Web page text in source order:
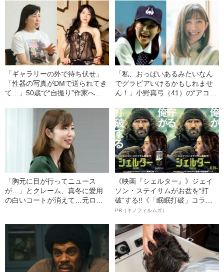
ーの“執念”
「ギャラリーの外で待ち伏せ」
「性器の写真がDMで送られてき
て…」50歳で“自撮り”作家へ
ラ被害の日常”
「私、おっぱいあるみたいなん
でグラビアいけるかもしれませ
ん！」小野真弓（41）の“アコム
「胸元に目が行ってニュース
が…」とクレーム、真冬に愛用
の白いコートが消えて…元ロー
《映画『シェルター』》ジェイ
ソン・ステイサムがお盆を“打
破”する!!《「眠眠打破」コラ
ボ》
PR（キノフィルムズ）